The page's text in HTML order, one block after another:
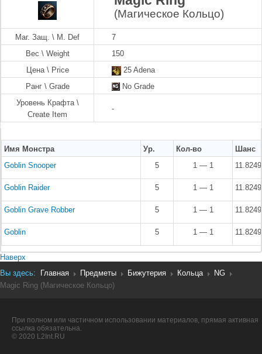
(Магическое Кольцо)
Маг. Защ. \ M. Def
7
Вес \ Weight
150
Цена \ Price
25 Adena
Ранг \ Grade
No Grade
Уровень Крафта \
Create Item
-
Имя Монстра Ур. Кол-во
Шанс
Goblin Snooper
5 1 — 1
Goblin Raider 5 1 — 1
Goblin Grave Robber 5 1 — 1
Goblin 5 1 — 1
Наверх
Вы здесь:
Главная Предметы Бижутерия Кольца
NG
Magic Ring (Магическое Кольцо)
При полном или частичном использовании материалов, прямая активная
ссылка обязательна.
© 2020 L2Int.RU